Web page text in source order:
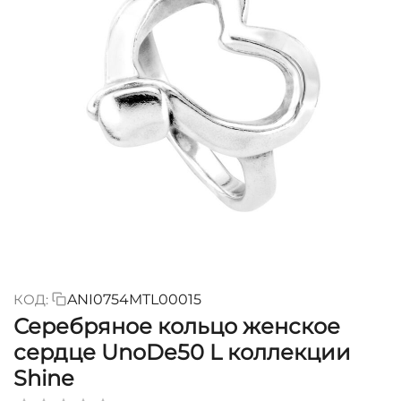
КОД: ANI0754MTL00015
Серебряное кольцо женское
сердце UnoDe50 L коллекции
Shine